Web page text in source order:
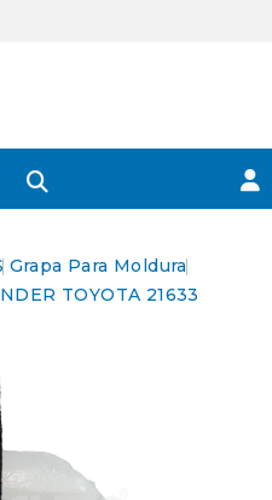
Grapa Para Moldura
TOYOTA 21633